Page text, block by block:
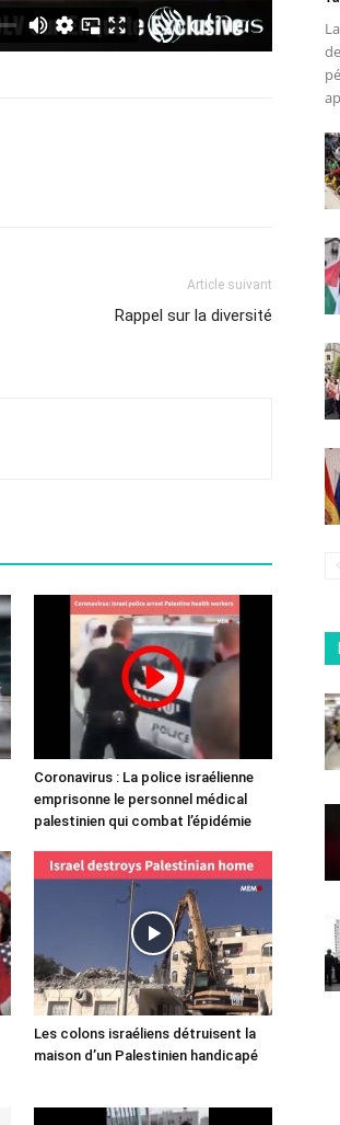
Article suivant
Rappel sur la diversité
Coronavirus : La police israélienne
emprisonne le personnel médical
palestinien qui combat l’épidémie
Les colons israéliens détruisent la
maison d’un Palestinien handicapé